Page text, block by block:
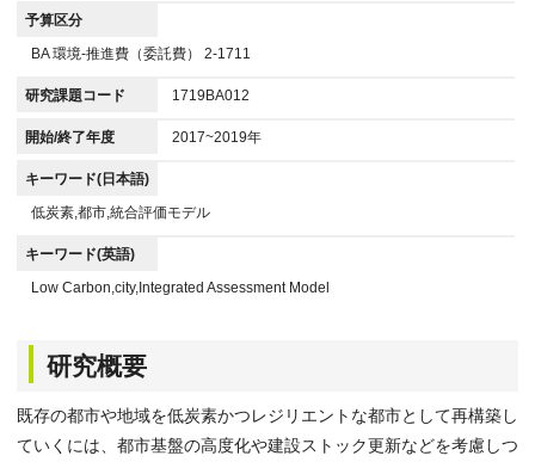
予算区分
BA 環境-推進費（委託費） 2-1711
研究課題コード 1719BA012
開始/終了年度 2017~2019年
キーワード(日本語)
低炭素,都市,統合評価モデル
キーワード(英語)
Low Carbon,city,Integrated Assessment Model
研究概要
既存の都市や地域を低炭素かつレジリエントな都市として再構築し
ていくには、都市基盤の高度化や建設ストック更新などを考慮しつ